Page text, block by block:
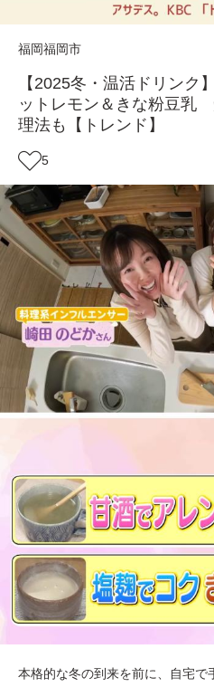
福岡福岡市
【2025冬・温活ドリンク
ットレモン＆きな粉豆乳
理法も【トレンド】
5
本格的な冬の到来を前に、自宅で